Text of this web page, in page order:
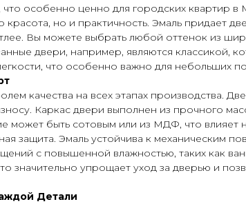
особенно ценно для городских квартир в
красота, но и практичность. Эмаль придает
Вы можете выбрать любой оттенок из
двери, например, являются классикой,
что особенно важно для небольших
качества на всех этапах производства.
Каркас двери выполнен из прочного
быть сотовым или из МДФ, что влияет
защита. Эмаль устойчива к механическим
с повышенной влажностью, таких как
значительно упрощает уход за дверью и
Детали